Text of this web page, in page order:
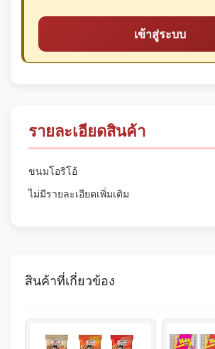
เข้าสู่ระบบ
รายละเอียดสินค้า
ขนมโอริโอ้
ไม่มีรายละเอียดเพิ่มเติม
สินค้าที่เกี่ยวข้อง